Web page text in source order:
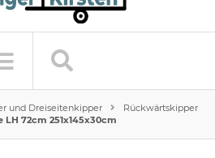
und Dreiseitenkipper
Rückwärtskipper
LH 72cm 251x145x30cm